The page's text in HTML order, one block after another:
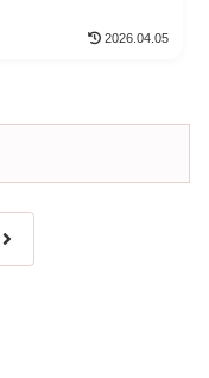
2026.04.05
次